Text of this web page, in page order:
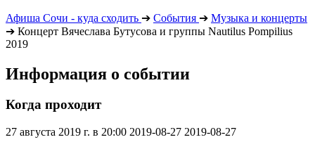
Афиша Сочи - куда сходить ➔ События ➔ Музыка и концерты
➔ Концерт Вячеслава Бутусова и группы Nautilus Pompilius
2019
Информация о событии
Когда проходит
27 августа 2019 г. в 20:00 2019-08-27 2019-08-27